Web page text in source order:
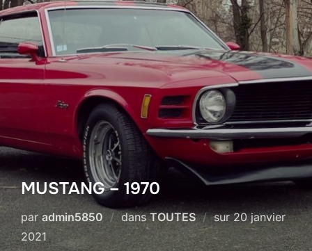
MUSTANG – 1970
par admin5850 dansTOUTES surPublié
20 janvier
2021